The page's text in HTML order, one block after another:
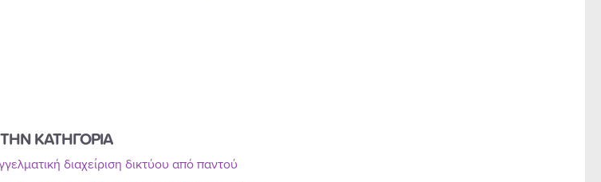
ΚΑΤΗΓΟΡΙΑ
διαχείριση δικτύου από παντού